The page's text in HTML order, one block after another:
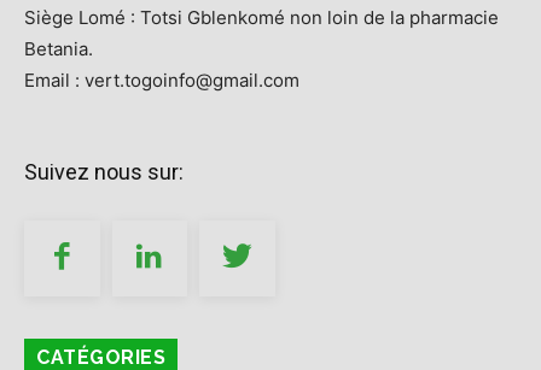
Siège Lomé : Totsi Gblenkomé non loin de la pharmacie
Betania.
Email : vert.togoinfo@gmail.com
Suivez nous sur:
CATÉGORIES